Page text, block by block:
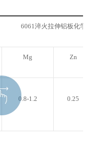
6061淬火拉伸铝板化学
Mg Zn
0.8-1.2 0.25